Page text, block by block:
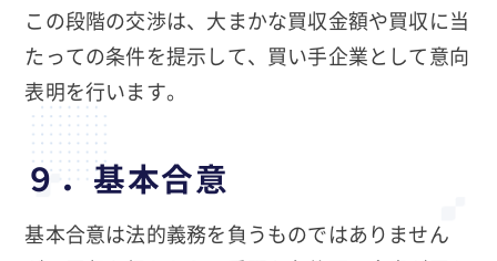
この段階の交渉は、大まかな買収金額や買収に当
たっての条件を提示して、買い手企業として意向
表明を行います。
９．基本合意
基本合意は法的義務を負うものではありません